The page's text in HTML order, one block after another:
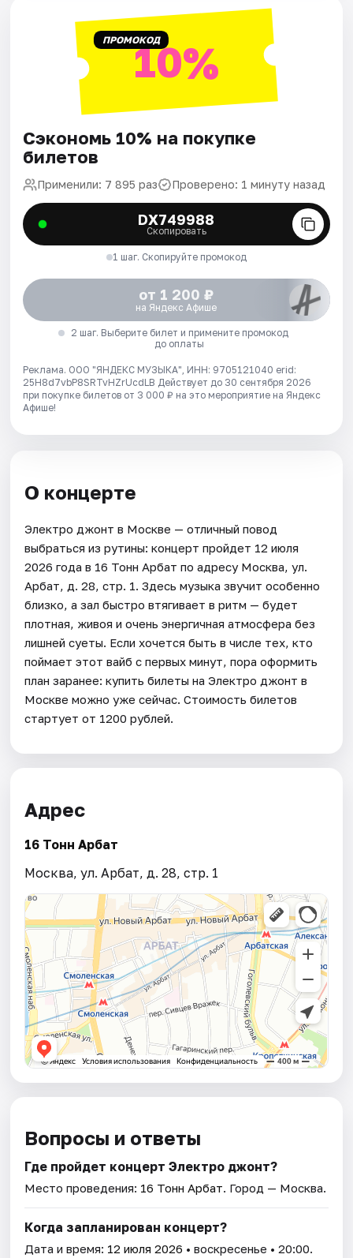
ПРОМОКОД10%
Сэкономь 10% на покупке
билетов
Применили: 7 895 раз Проверено: 1 минуту назад
DX749988
Скопировать
1 шаг. Скопируйте промокод
от 1 200 ₽
на Яндекс Афише
2 шаг. Выберите билет и примените промокод
до оплаты
Реклама. ООО "ЯНДЕКС МУЗЫКА", ИНН: 9705121040 erid:
25H8d7vbP8SRTvHZrUcdLB Действует до 30 сентября 2026
при покупке билетов от 3 000 ₽ на это мероприятие на Яндекс
Афише!
О концерте
Электро джонт в Москве — отличный повод
выбраться из рутины: концерт пройдет 12 июля
2026 года в 16 Тонн Арбат по адресу Москва, ул.
Арбат, д. 28, стр. 1. Здесь музыка звучит особенно
близко, а зал быстро втягивает в ритм — будет
плотная, живоя и очень энергичная атмосфера без
лишней суеты. Если хочется быть в числе тех, кто
поймает этот вайб с первых минут, пора оформить
план заранее: купить билеты на Электро джонт в
Москве можно уже сейчас. Стоимость билетов
стартует от 1200 рублей.
Адрес
16 Тонн Арбат
Москва, ул. Арбат, д. 28, стр. 1
Вопросы и ответы
Где пройдет концерт Электро джонт?
Место проведения: 16 Тонн Арбат. Город — Москва.
Когда запланирован концерт?
Дата и время: 12 июля 2026 • воскресенье • 20:00.